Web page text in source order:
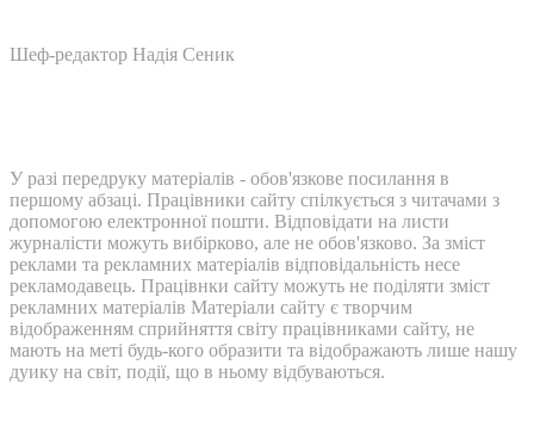
Шеф-редактор Надія Сеник
У разі передруку матеріалів - обов'язкове посилання в
першому абзаці. Працівники сайту спілкується з читачами з
допомогою електронної пошти. Відповідати на листи
журналісти можуть вибірково, але не обов'язково. За зміст
реклами та рекламних матеріалів відповідальність несе
рекламодавець. Працівнки сайту можуть не поділяти зміст
рекламних матеріалів Матеріали сайту є творчим
відображенням сприйняття світу працівниками сайту, не
мають на меті будь-кого образити та відображають лише нашу
дуику на світ, події, що в ньому відбуваються.